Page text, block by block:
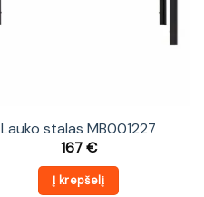
Lauko stalas MB001227
167€
Į krepšelį